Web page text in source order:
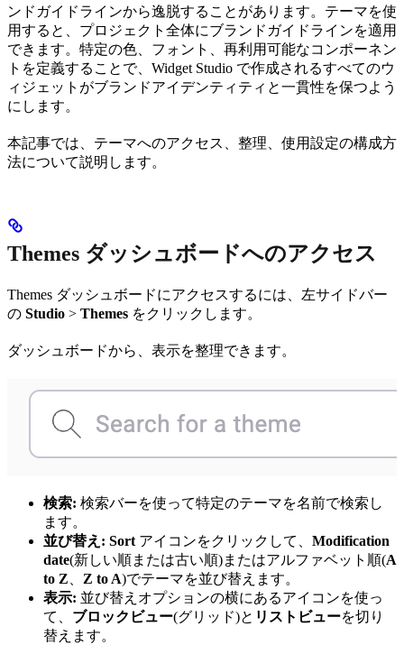
ンドガイドラインから逸脱することがあります。テーマを使
用すると、プロジェクト全体にブランドガイドラインを適用
できます。特定の色、フォント、再利用可能なコンポーネン
トを定義することで、Widget Studio で作成されるすべてのウ
ィジェットがブランドアイデンティティと一貫性を保つよう
にします。
本記事では、テーマへのアクセス、整理、使用設定の構成方
法について説明します。
Themes ダッシュボードへのアクセス
Themes ダッシュボードにアクセスするには、左サイドバー
の Studio > Themes をクリックします。
ダッシュボードから、表示を整理できます。
検索: 検索バーを使って特定のテーマを名前で検索し
ます。
並び替え: Sort アイコンをクリックして、 Modification
date(新しい順または古い順)またはアルファベット順(A
to Z
Z to A)でテーマを並び替えます。
表示: 並び替えオプションの横にあるアイコンを使っ
て、 ブロックビュー(グリッド)と リストビューを切り
替えます。